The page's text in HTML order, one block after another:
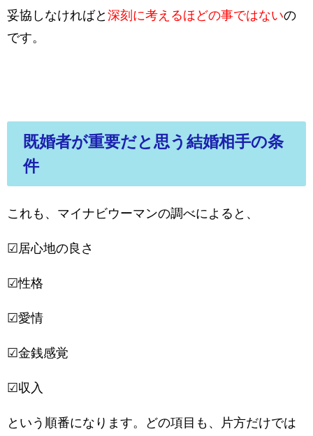
妥協しなければと 深刻に考えるほどの事ではないの
です。
既婚者が重要だと思う結婚相手の条
件
これも、マイナビウーマンの調べによると、
☑居心地の良さ
☑性格
☑愛情
☑金銭感覚
☑収入
という順番になります。どの項目も、片方だけでは